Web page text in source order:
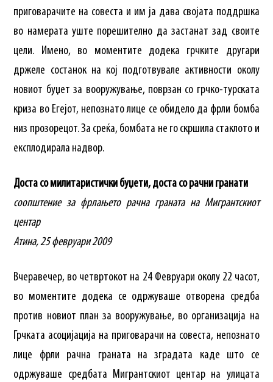
приговарачите на совеста и им ја дава својата поддршка
во намерата уште порешително да застанат зад своите
цели. Имено, во моментите додека грчките другари
држеле состанок на кој подготвувале активности околу
новиот буџет за вооружување, поврзан со грчко-турската
криза во Егејот, непознато лице се обидело да фрли бомба
низ прозорецот. За среќа, бомбата не го скршила стаклото и
експлодирала надвор.
Доста со милитаристички буџети, доста со рачни гранати
соопштение за фрлањето рачна граната на Мигрантскиот
центар
Атина, 25 февруари 2009
Вчеравечер, во четвртокот на 24 Февруари околу 22 часот,
во моментите додека се одржуваше отворена средба
против новиот план за вооружување, во организација на
Грчката асоцијација на приговарачи на совеста, непознато
лице фрли рачна граната на зградата каде што се
одржуваше средбата Мигрантскиот центар на улицата